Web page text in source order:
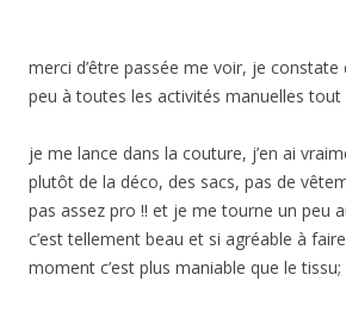
merci d’être passée me voir, je
peu à toutes les activités manuelles
je me lance dans la couture, j’en ai
plutôt de la déco, des sacs, pas de
pas assez pro !! et je me tourne un peu
c’est tellement beau et si agréable à
moment c’est plus maniable que le tissu;